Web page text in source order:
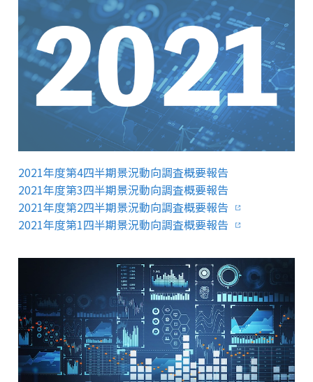
2021年度第4四半期景況動向調査概要報告
2021年度第3四半期景況動向調査概要報告
2021年度第2四半期景況動向調査概要報告
2021年度第1四半期景況動向調査概要報告